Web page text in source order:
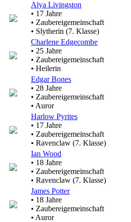
Alya Livingston
• 17 Jahre
• Zaubereigemeinschaft
• Slytherin (7. Klasse)
Charlene Edgecombe
• 25 Jahre
• Zaubereigemeinschaft
• Heilerin
Edgar Bones
• 28 Jahre
• Zaubereigemeinschaft
• Auror
Harlow Pyrites
• 17 Jahre
• Zaubereigemeinschaft
• Ravenclaw (7. Klasse)
Ian Wood
• 18 Jahre
• Zaubereigemeinschaft
• Ravenclaw (7. Klasse)
James Potter
• 18 Jahre
• Zaubereigemeinschaft
• Auror